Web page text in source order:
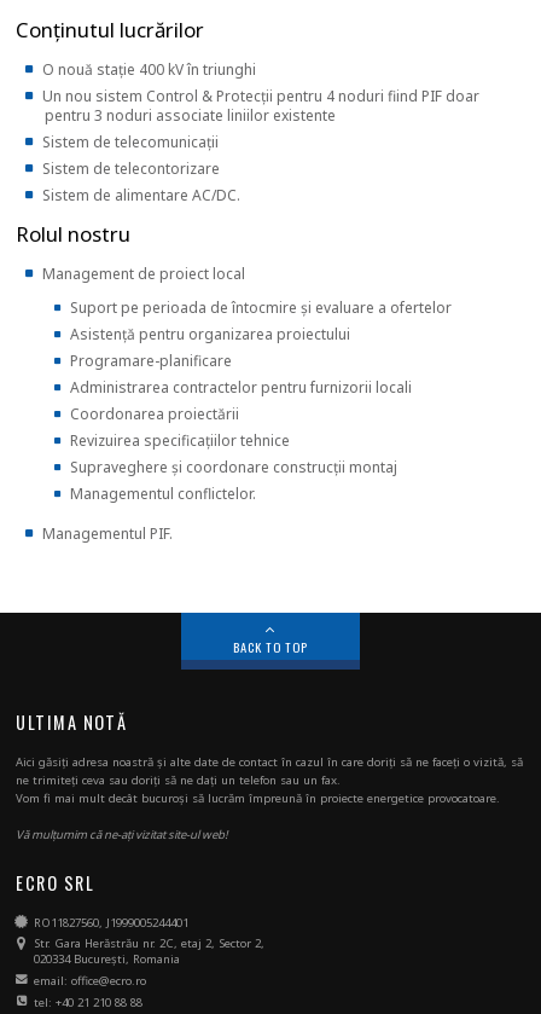
Conţinutul lucrărilor
O nouă stație 400 kV în triunghi
Un nou sistem Control & Protecții pentru 4 noduri fiind PIF doar
pentru 3 noduri associate liniilor existente
Sistem de telecomunicații
Sistem de telecontorizare
Sistem de alimentare AC/DC.
Rolul nostru
Management de proiect local
Suport pe perioada de întocmire și evaluare a ofertelor
Asistență pentru organizarea proiectului
Programare-planificare
Administrarea contractelor pentru furnizorii locali
Coordonarea proiectării
Revizuirea specificațiilor tehnice
Supraveghere și coordonare construcții montaj
Managementul conflictelor.
Managementul PIF.
BACK TO TOP
ULTIMA NOTĂ
Aici găsiți adresa noastră și alte date de contact în cazul în care doriți să ne faceți o vizită, să
ne trimiteți ceva sau doriți să ne dați un telefon sau un fax.
Vom fi mai mult decât bucuroși să lucrăm împreună în proiecte energetice provocatoare.
Vă mulțumim că ne-ați vizitat site-ul web!
ECRO SRL
RO11827560, J1999005244401
Str. Gara Herăstrău nr. 2C, etaj 2, Sector 2,
020334 București, Romania
email: office@ecro.ro
tel: +40 21 210 88 88